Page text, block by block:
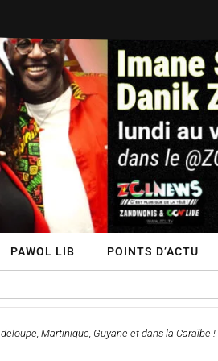
PAWOL LIB POINTS D’ACTU
Martinique, Guyane et dans la Caraïbe !